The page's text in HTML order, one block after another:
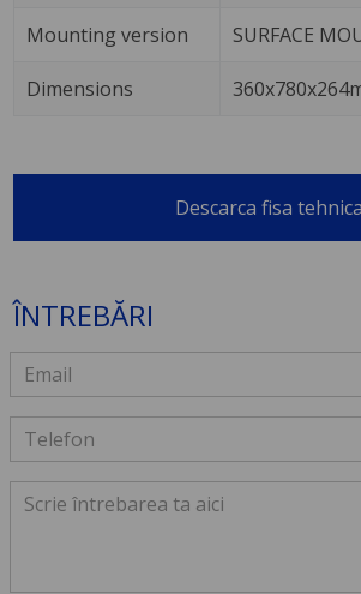
Mounting version SURFACE
Dimensions
Descarca fisa tehnica
ÎNTREBĂRI